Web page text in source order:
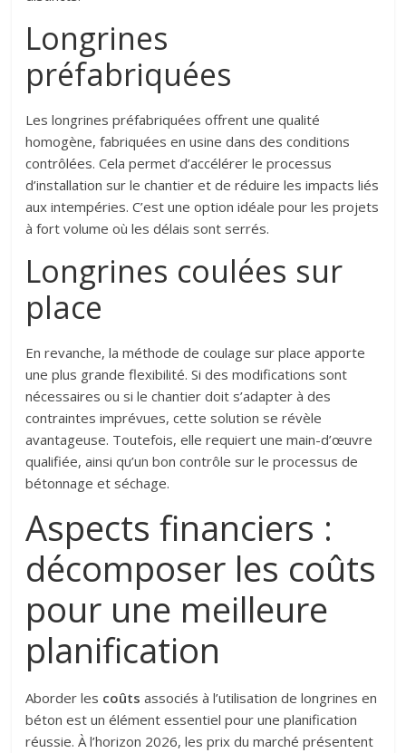
Longrines
préfabriquées
Les longrines préfabriquées offrent une qualité
homogène, fabriquées en usine dans des conditions
contrôlées. Cela permet d’accélérer le processus
d’installation sur le chantier et de réduire les impacts liés
aux intempéries. C’est une option idéale pour les projets
à fort volume où les délais sont serrés.
Longrines coulées sur
place
En revanche, la méthode de coulage sur place apporte
une plus grande flexibilité. Si des modifications sont
nécessaires ou si le chantier doit s’adapter à des
contraintes imprévues, cette solution se révèle
avantageuse. Toutefois, elle requiert une main-d’œuvre
qualifiée, ainsi qu’un bon contrôle sur le processus de
bétonnage et séchage.
Aspects financiers :
décomposer les coûts
pour une meilleure
planification
Aborder les coûts associés à l’utilisation de longrines en
béton est un élément essentiel pour une planification
réussie. À l’horizon 2026, les prix du marché présentent